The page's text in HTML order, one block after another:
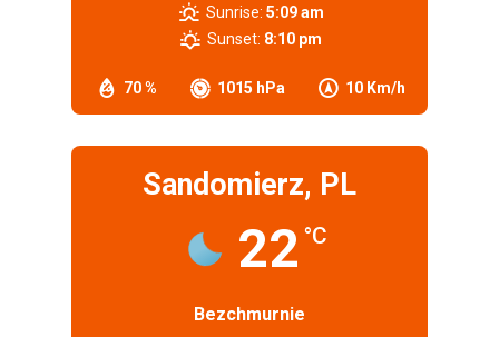
70 % 1015 hPa 10 Km/h
Sunrise: 5:09 am
Sunset: 8:10 pm
Sandomierz, PL
22 °C
Bezchmurnie